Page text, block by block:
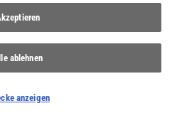
ANMELDEN!
finden Sie in unsererDatenschutzerklärung.
ablehnen
anzeigen